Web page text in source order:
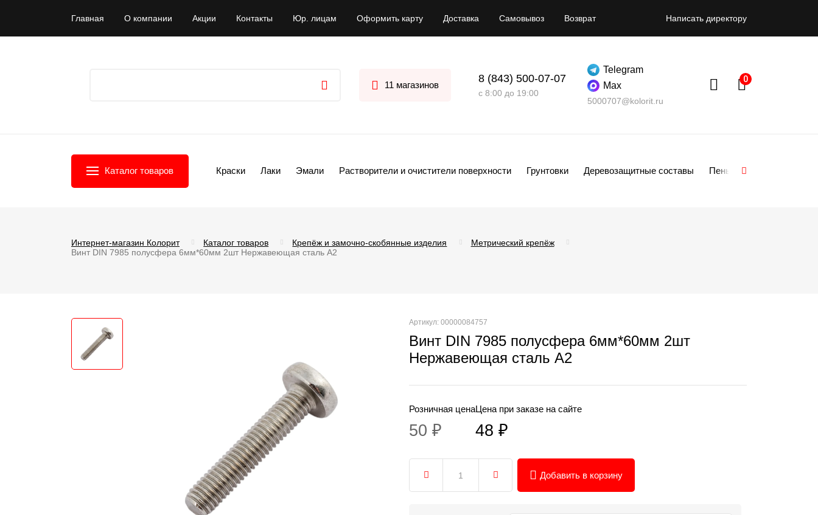
Главная О компании Акции Контакты Юр. лицам Оформить карту Доставка Самовывоз Возврат Написать директору
11 магазинов
8 (843) 500-07-07
с 8:00 до 19:00
Telegram
Max
5000707@kolorit.ru
Каталог товаров Краски Лаки Эмали Растворители и очистители поверхности Грунтовки Деревозащитные составы Пены
Интернет-магазин Колорит Каталог товаров Крепёж и замочно-скобянные изделия
Метрический крепёж
Винт DIN 7985 полусфера 6мм*60мм 2шт Нержавеющая сталь А2
Артикул: 00000084757
Винт DIN 7985 полусфера 6мм*60мм 2шт
Нержавеющая сталь А2
Розничная цена
50 ₽
Цена при заказе на сайте
48 ₽
Добавить в корзину